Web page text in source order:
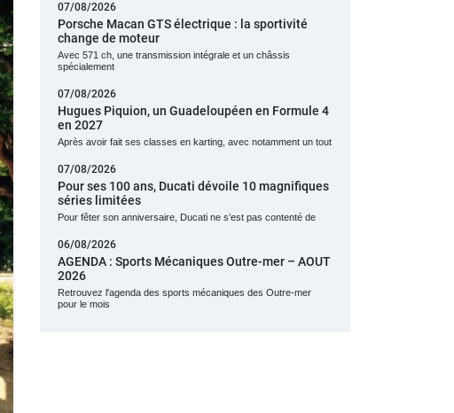
07/08/2026
Porsche Macan GTS électrique : la sportivité
change de moteur
Avec 571 ch, une transmission intégrale et un châssis
spécialement
07/08/2026
Hugues Piquion, un Guadeloupéen en Formule 4
en 2027
Après avoir fait ses classes en karting, avec notamment un tout
07/08/2026
Pour ses 100 ans, Ducati dévoile 10 magnifiques
séries limitées
Pour fêter son anniversaire, Ducati ne s’est pas contenté de
06/08/2026
AGENDA : Sports Mécaniques Outre-mer – AOUT
2026
Retrouvez l'agenda des sports mécaniques des Outre-mer
pour le mois